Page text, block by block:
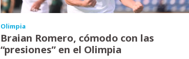
Olimpia
Braian Romero, cómodo con las
“presiones” en el Olimpia